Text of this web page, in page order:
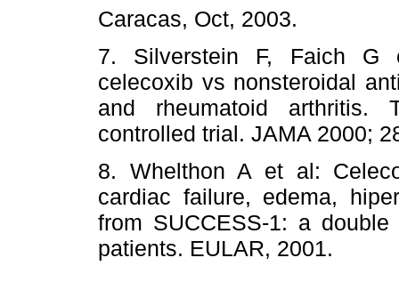
Caracas, Oct, 2003.
7. Silverstein F, Faich G
celecoxib vs nonsteroidal
and rheumatoid arthritis.
controlled trial. JAMA 2000;
8. Whelthon A et al:
cardiac failure, edema,
from SUCCESS-1: a
patients. EULAR, 2001.